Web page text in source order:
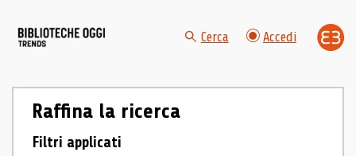
Cerca Accedi
Raffina la ricerca
Filtri applicati